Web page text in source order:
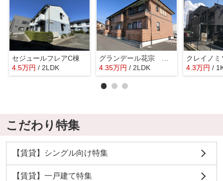
セジュールフレアC棟
4.5万円 / 2LDK
4.35万円 / 2LDK
クレイノ
4.3万円 /
こだわり特集
【賃貸】シングル向け特集
【賃貸】一戸建て特集